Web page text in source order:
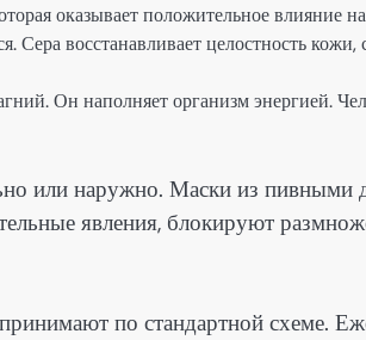
оказывает положительное влияние
Сера восстанавливает целостность
Он наполняет организм энергией.
или наружно. Маски из
явления, блокируют
по стандартной схеме.